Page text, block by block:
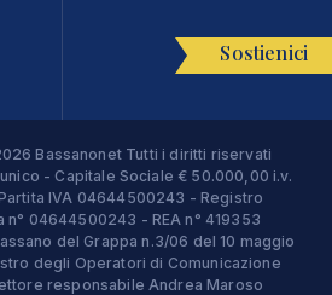
Sostienici
Bassanonet Tutti i diritti riservati
- Capitale Sociale € 50.000,00 i.v.
IVA 04644500243 - Registro
n° 04644500243 - REA n° 419353
del Grappa n.3/06 del 10 maggio
degli Operatori di Comunicazione
responsabile Andrea Maroso